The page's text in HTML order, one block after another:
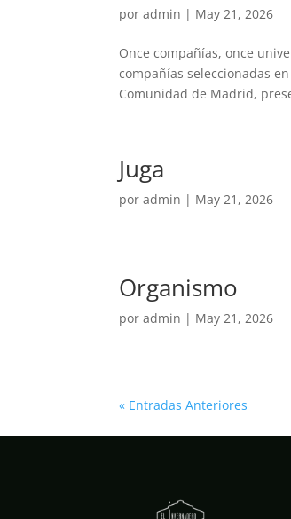
poradmin | May 21, 2026
Once compañías, once
compañías seleccionadas
Comunidad de Madrid,
Juga
poradmin | May 21, 2026
Organismo
poradmin | May 21, 2026
« Entradas Anteriores